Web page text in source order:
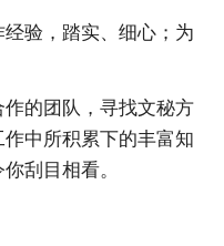
验，踏实、细心；为
的团队，寻找文秘方
中所积累下的丰富知
刮目相看。